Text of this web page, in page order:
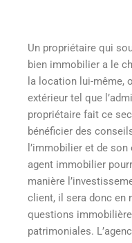
Un propriétaire qui
bien immobilier a le
la location lui-même,
extérieur tel que
propriétaire fait ce
bénéficier des
l’immobilier et de
agent immobilier
manière
client, il sera donc en
questions
patrimoniales.